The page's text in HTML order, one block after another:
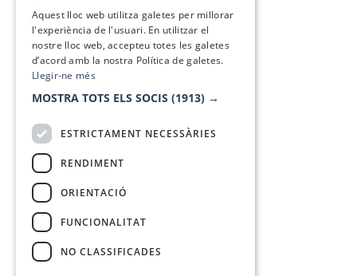
Aquest lloc web utilitza galetes per millorar
l'experiència de l'usuari. En utilitzar el
nostre lloc web, accepteu totes les galetes
d’acord amb la nostra Política de galetes.
Llegir-ne més
MOSTRA TOTS ELS SOCIS (1913) →
ESTRICTAMENT NECESSÀRIES
RENDIMENT
ORIENTACIÓ
FUNCIONALITAT
NO CLASSIFICADES